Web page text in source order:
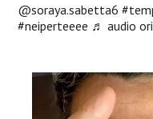
@soraya.sabetta6
#neiperteeee ♬ audio